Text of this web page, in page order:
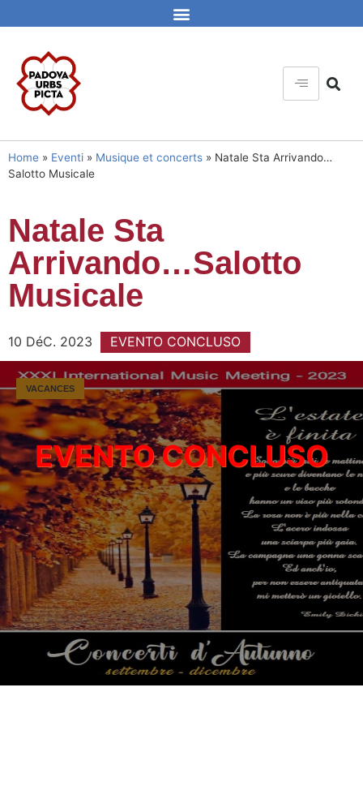
Home » Eventi » Musique et concerts » Natale Sta Arrivando…
Salotto Musicale
Natale Sta
Arrivando…Salotto
Musicale
10 DéC. 2023 EVENTO CONCLUSO
VACANCES